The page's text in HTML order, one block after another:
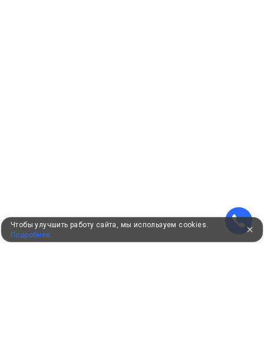
Чтобы улучшить работу сайта, мы используем cookies.
Подробнее